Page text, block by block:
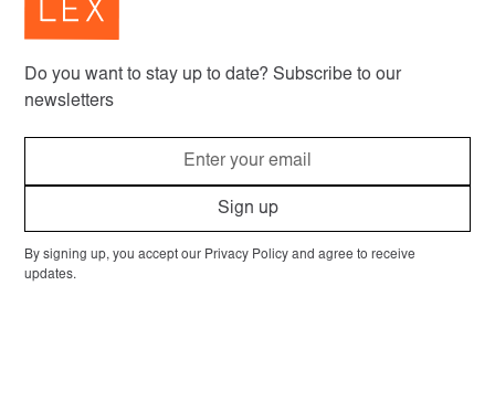
Do you want to stay up to date? Subscribe to our
newsletters
By signing up, you accept our Privacy Policy and agree to receive
updates.